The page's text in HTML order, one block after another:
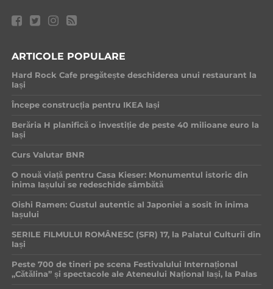
ARTICOLE POPULARE
Hard Rock Cafe pregătește deschiderea unui restaurant la
Iași
Începe construcția pentru IKEA Iași
Berăria H planifică o investiție de peste 40 milioane euro la
Iași
Curs Valutar BNR
O nouă viață pentru Casa Kieser: Monumentul istoric din
inima Iașului se redeschide sâmbătă
Oishi Ramen: Gustul autentic al Japoniei a sosit în inima
Iașului
SERILE FILMULUI ROMÂNESC (SFR) 17, la Palatul Culturii din
Iași
Peste 700 de tineri pe scena Festivalului Internațional
„Cătălina” și spectacole ale Ateneului Național Iași, la Palas